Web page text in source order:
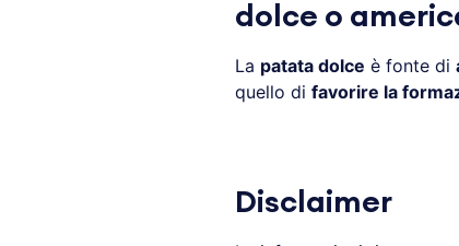
dolce o
La patata dolce è fonte di
quello di favorire la
Disclaimer